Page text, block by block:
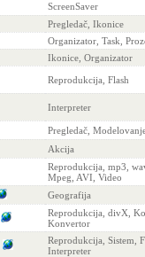
ScreenSaver
Pregledač, Ikonice
Organizator, Task,
Ikonice, Organizator
Reprodukcija, Flash
Interpreter
Pregledač,
Akcija
Reprodukcija, mp3,
Mpeg, AVI, Video
Geografija
Reprodukcija, divX,
Konvertor
Reprodukcija, Sistem,
Interpreter